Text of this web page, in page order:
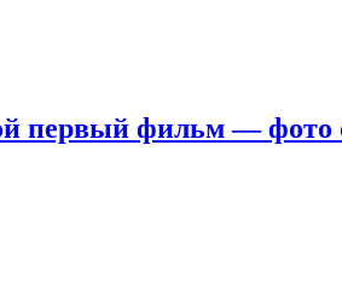
первый фильм — фото